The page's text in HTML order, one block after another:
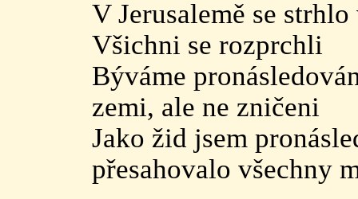
V Jerusalemě se
Všichni se rozprchli
Býváme
zemi, ale ne zničeni
Jako žid jsem
přesahovalo všechny